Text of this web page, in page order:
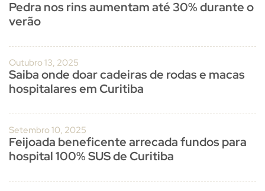
Pedra nos rins aumentam até 30% durante o
verão
Outubro 13, 2025
Saiba onde doar cadeiras de rodas e macas
hospitalares em Curitiba
Setembro 10, 2025
Feijoada beneficente arrecada fundos para
hospital 100% SUS de Curitiba